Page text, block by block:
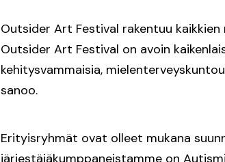
Outsider Art Festival rakentuu
Outsider Art Festival on avoin
kehitysvammaisia,
sanoo.
Erityisryhmät ovat olleet mukana
järjestäjäkumppaneistamme on